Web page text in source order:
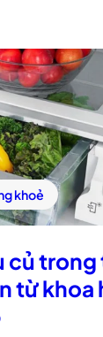
khoẻ
củ trong
từ khoa